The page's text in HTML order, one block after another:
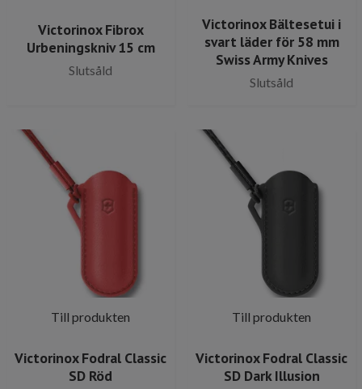
Victorinox Fibrox
Urbeningskniv 15 cm
Slutsåld
Victorinox Bältesetui i
svart läder för 58 mm
Swiss Army Knives
Slutsåld
Till produkten
Victorinox Fodral Classic
SD Röd
Till produkten
Victorinox Fodral Classic
SD Dark Illusion